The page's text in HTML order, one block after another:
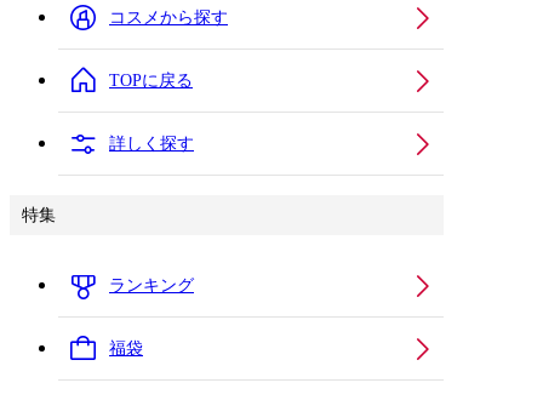
コスメから探す
TOPに戻る
詳しく探す
特集
ランキング
福袋